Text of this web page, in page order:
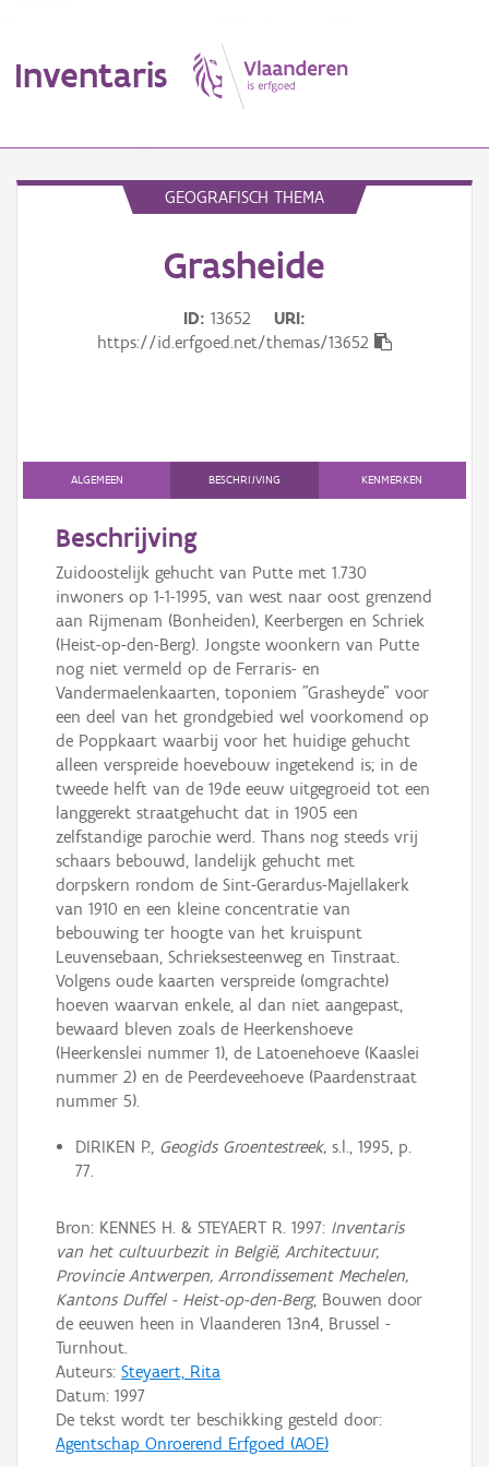
Inventaris
Persoon of collectief
Downloads
Hergebruik
Aanmelden
GEOGRAFISCH THEMA
Grasheide
ID 13652
URI
https://id.erfgoed.net/themas/13652
ALGEMEEN BESCHRIJVING KENMERKEN
Beschrijving
Zuidoostelijk gehucht van Putte met 1.730
inwoners op 1-1-1995, van west naar oost grenzend
aan Rijmenam (Bonheiden), Keerbergen en Schriek
(Heist-op-den-Berg). Jongste woonkern van Putte
nog niet vermeld op de Ferraris- en
Vandermaelenkaarten, toponiem "Grasheyde" voor
een deel van het grondgebied wel voorkomend op
de Poppkaart waarbij voor het huidige gehucht
alleen verspreide hoevebouw ingetekend is; in de
tweede helft van de 19de eeuw uitgegroeid tot een
langgerekt straatgehucht dat in 1905 een
zelfstandige parochie werd. Thans nog steeds vrij
schaars bebouwd, landelijk gehucht met
dorpskern rondom de Sint-Gerardus-Majellakerk
van 1910 en een kleine concentratie van
bebouwing ter hoogte van het kruispunt
Leuvensebaan, Schrieksesteenweg en Tinstraat.
Volgens oude kaarten verspreide (omgrachte)
hoeven waarvan enkele, al dan niet aangepast,
bewaard bleven zoals de Heerkenshoeve
(Heerkenslei nummer 1), de Latoenehoeve (Kaaslei
nummer 2) en de Peerdeveehoeve (Paardenstraat
nummer 5).
DIRIKEN P.,Geogids Groentestreek,s.l., 1995, p.
77.
Bron: KENNES H. & STEYAERT R. 1997: Inventaris
van het cultuurbezit in België, Architectuur,
Provincie Antwerpen, Arrondissement Mechelen,
Kantons Duffel - Heist-op-den-Berg, Bouwen door
de eeuwen heen in Vlaanderen 13n4, Brussel -
Turnhout.
Auteurs: Steyaert, Rita
Datum: 1997
De tekst wordt ter beschikking gesteld door:
Agentschap Onroerend Erfgoed (AOE)